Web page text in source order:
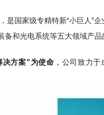
是国家级专精特新“小巨人”
和光电系统等五大领域产
决方案”为使命 ，公司致力